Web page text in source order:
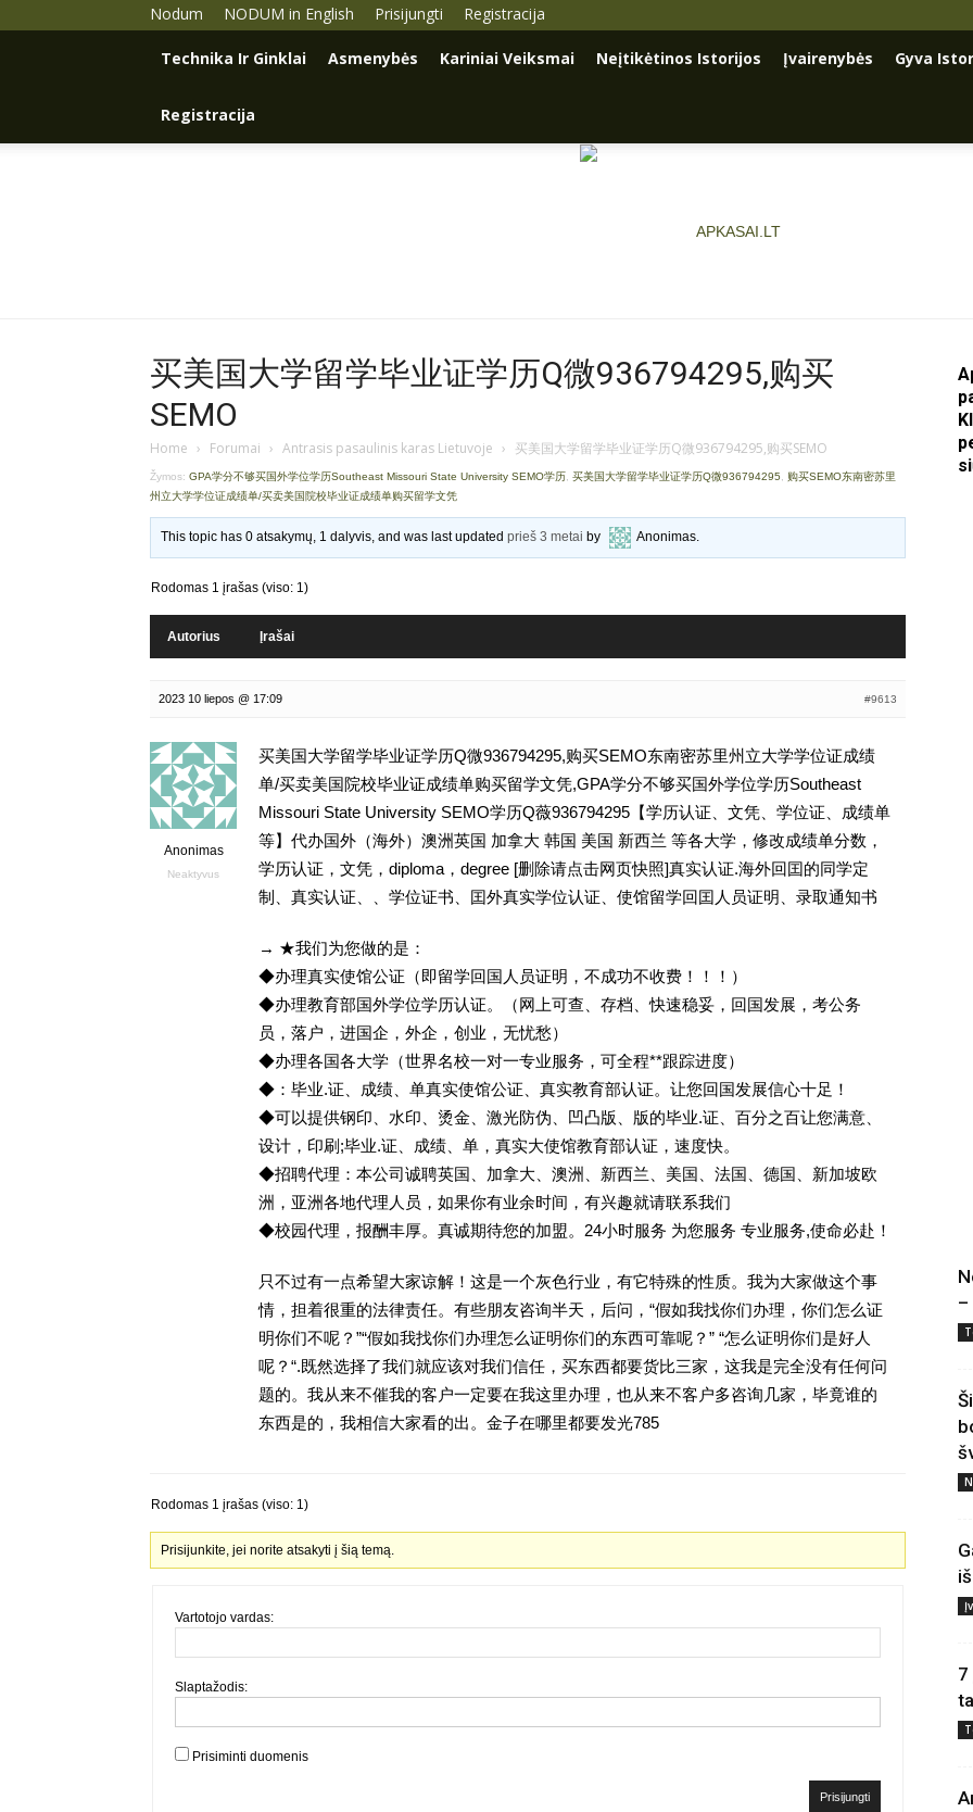
Nodum NODUM in English Prisijungti Registracija
Technika Ir Ginklai Asmenybės Kariniai Veiksmai Neįtikėtinos Istorijos Įvairenybės Gyva
Registracija
买美国大学留学毕业证学历Q微936794295,购买
SEMO
Home › Forumai › Antrasis pasaulinis karas Lietuvoje › 买美国大学留学毕业证学历Q微936794295,购买SEMO
Žymos: GPA学分不够买国外学位学历Southeast Missouri State University SEMO学历, 买美国大学留学毕业证学历Q微936794295, 购买SEMO东南密苏里
州立大学学位证成绩单/买卖美国院校毕业证成绩单购买留学文凭
This topic has 0 atsakymų, 1 dalyvis, and was last updatedprieš 3 metai by Anonimas.
Rodomas 1 įrašas (viso: 1)
Autorius Įrašai
2023 10 liepos @ 17:09 #9613
Anonimas
Neaktyvus
买美国大学留学毕业证学历Q微936794295,购买SEMO东南密苏里州立大学学位证成绩
单/买卖美国院校毕业证成绩单购买留学文凭,GPA学分不够买国外学位学历Southeast
Missouri State University SEMO学历Q薇936794295【学历认证、文凭、学位证、成绩单
等】代办国外（海外）澳洲英国 加拿大 韩国 美国 新西兰 等各大学，修改成绩单分数，
学历认证，文凭，diploma，degree [删除请点击网页快照]真实认证.海外回囯的同学定
制、真实认证、、学位证书、囯外真实学位认证、使馆留学回囯人员证明、录取通知书
→ ★我们为您做的是：
◆办理真实使馆公证（即留学回国人员证明，不成功不收费！！！）
◆办理教育部国外学位学历认证。（网上可查、存档、快速稳妥，回国发展，考公务
员，落户，进国企，外企，创业，无忧愁）
◆办理各国各大学（世界名校一对一专业服务，可全程**跟踪进度）
◆：毕业.证、成绩、单真实使馆公证、真实教育部认证。让您回国发展信心十足！
◆可以提供钢印、水印、烫金、激光防伪、凹凸版、版的毕业.证、百分之百让您满意、
设计，印刷;毕业.证、成绩、单，真实大使馆教育部认证，速度快。
◆招聘代理：本公司诚聘英国、加拿大、澳洲、新西兰、美国、法国、德国、新加坡欧
洲，亚洲各地代理人员，如果你有业余时间，有兴趣就请联系我们
◆校园代理，报酬丰厚。真诚期待您的加盟。24小时服务 为您服务 专业服务,使命必赴！
只不过有一点希望大家谅解！这是一个灰色行业，有它特殊的性质。我为大家做这个事
情，担着很重的法律责任。有些朋友咨询半天，后问，“假如我找你们办理，你们怎么证
明你们不呢？”“假如我找你们办理怎么证明你们的东西可靠呢？” “怎么证明你们是好人
呢？“.既然选择了我们就应该对我们信任，买东西都要货比三家，这我是完全没有任何问
题的。我从来不催我的客户一定要在我这里办理，也从来不客户多咨询几家，毕竟谁的
东西是的，我相信大家看的出。金子在哪里都要发光785
Rodomas 1 įrašas (viso: 1)
Prisijunkite, jei norite atsakyti į šią temą.
Vartotojo vardas:
Slaptažodis:
Prisiminti duomenis
Prisijungti
–
7